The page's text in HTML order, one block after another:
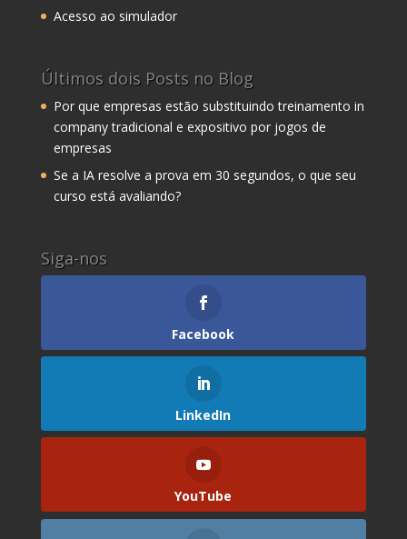
Acesso ao simulador
Últimos dois Posts no Blog
Por que empresas estão substituindo treinamento in
company tradicional e expositivo por jogos de
empresas
Se a IA resolve a prova em 30 segundos, o que seu
curso está avaliando?
Siga-nos
Facebook
LinkedIn
YouTube